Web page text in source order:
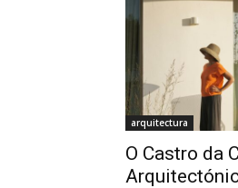
arquitectura
O Castro da